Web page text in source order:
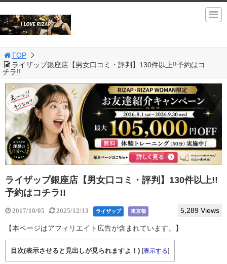
TOP
ライザップ銀座店【男女口コミ・評判】130件以上!!予約はコ
チラ!!
ライザップ銀座店【男女口コミ・評判】130件以上!!
予約はコチラ!!
2017/10/05 2025/12/13 ライザップ 東京都 5,289 Views
【本ページはアフィリエイト広告が含まれています。】
目次(表示させると見出しが見られますよ！) [表示する]